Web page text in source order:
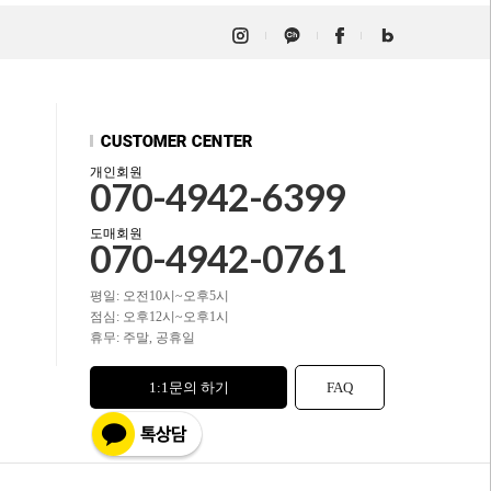
개인회원
070-4942-6399
도매회원
070-4942-0761
평일: 오전10시~오후5시
점심: 오후12시~오후1시
휴무: 주말, 공휴일
1:1문의 하기 FAQ